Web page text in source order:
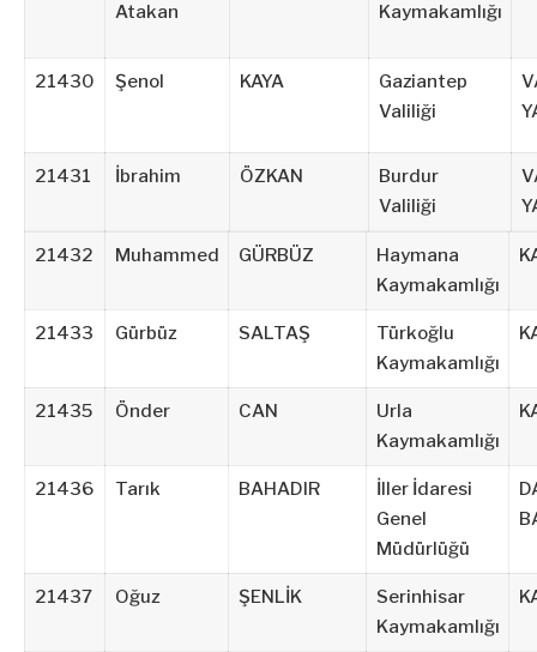
Atakan
Kaymakamlığı
21430 Şenol KAYA
Gaziantep
Valiliği
21431 İbrahim ÖZKAN
Burdur
Valiliği
21432 Muhammed GÜRBÜZ
Haymana
Kaymakamlığı
21433 Gürbüz SALTAŞ
Türkoğlu
Kaymakamlığı
21435 Önder CAN
Urla
Kaymakamlığı
21436 Tarık BAHADIR
İller İdaresi
Genel
Müdürlüğü
21437 Oğuz ŞENLİK
Serinhisar
Kaymakamlığı